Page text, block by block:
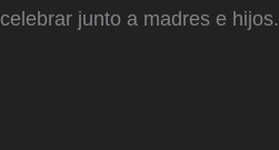
celebrar junto a madres e hijos.